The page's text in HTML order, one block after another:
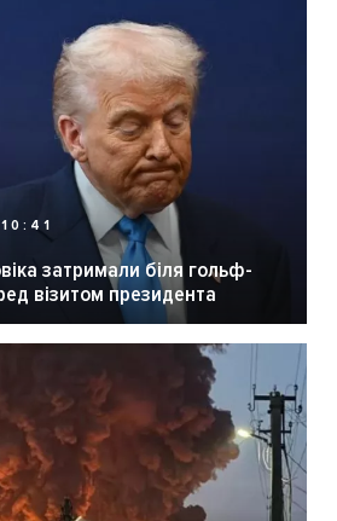
затримали біля гольф-
візитом президента